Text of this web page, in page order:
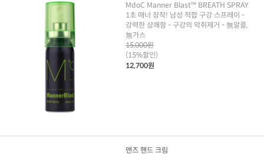
MdoC Manner Blast™ BREATH SPRAY
1초 매너 장착! 남성 적합 구강 스프레이 -
강력한 상쾌함 - 구강의 악취제거 - 無알콜,
無가스
15,000원
(15%할인)
12,700원
맨즈 핸드 크림